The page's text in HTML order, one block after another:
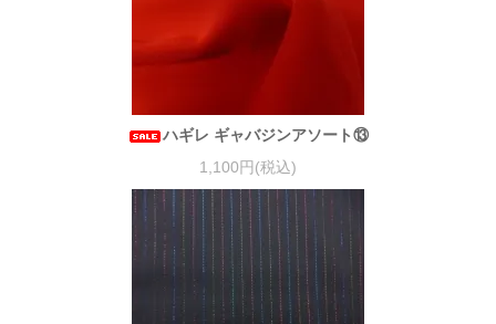
ハギレ ギャバジンアソート⑬
1,100円(税込)